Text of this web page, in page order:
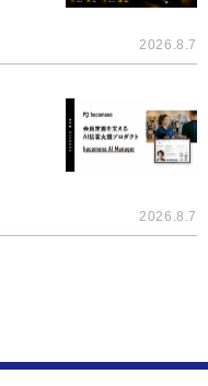
2026.8.7
2026.8.7